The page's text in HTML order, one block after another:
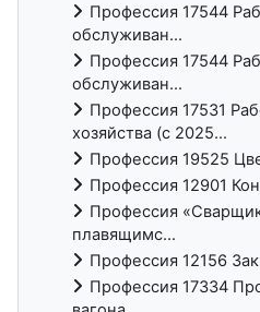
Профессия 17544
обслуживан...
Профессия 17544
обслуживан...
Профессия 17531
хозяйства (с 2025...
Профессия 19525
Профессия 12901
Профессия
плавящимс...
Профессия 12156
Профессия 17334